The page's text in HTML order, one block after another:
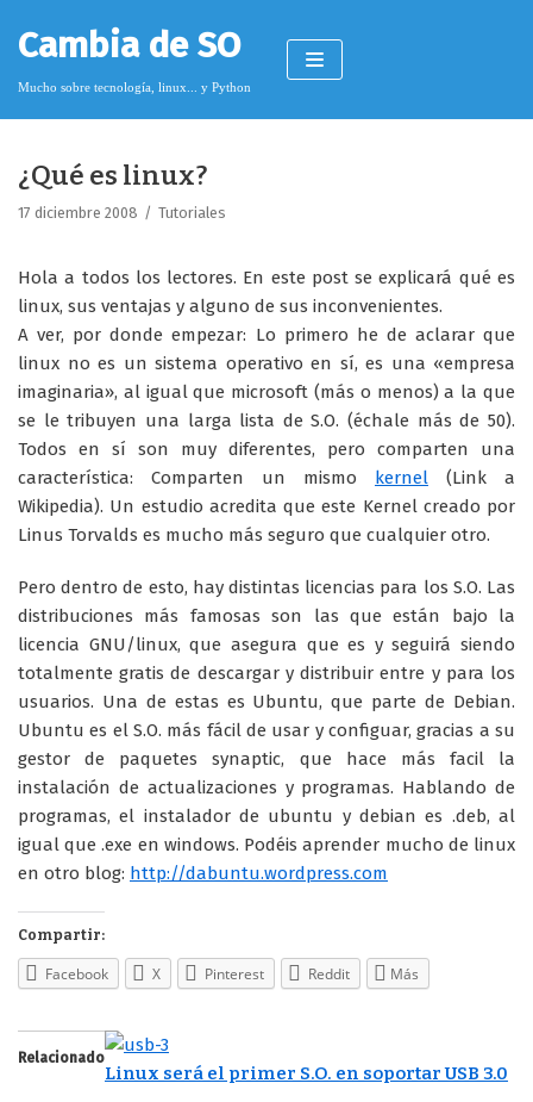
Saltar
al
contenido
Cambia de SO
Mucho sobre tecnología, linux... y Python
Pimagizer
Licencia de contenido
Cookies
Política de protección de datos
¿Qué es linux?
17 diciembre 2008 Tutoriales
Hola a todos los lectores. En este post se explicará qué es
linux, sus ventajas y alguno de sus inconvenientes.
A ver, por donde empezar: Lo primero he de aclarar que
linux no es un sistema operativo en sí, es una «empresa
imaginaria», al igual que microsoft (más o menos) a la que
se le tribuyen una larga lista de S.O. (échale más de 50).
Todos en sí son muy diferentes, pero comparten una
característica: Comparten un mismo kernel (Link a
Wikipedia). Un estudio acredita que este Kernel creado por
Linus Torvalds es mucho más seguro que cualquier otro.
Pero dentro de esto, hay distintas licencias para los S.O. Las
distribuciones más famosas son las que están bajo la
licencia GNU/linux, que asegura que es y seguirá siendo
totalmente gratis de descargar y distribuir entre y para los
usuarios. Una de estas es Ubuntu, que parte de Debian.
Ubuntu es el S.O. más fácil de usar y configuar, gracias a su
gestor de paquetes synaptic, que hace más facil la
instalación de actualizaciones y programas. Hablando de
programas, el instalador de ubuntu y debian es .deb, al
igual que .exe en windows. Podéis aprender mucho de linux
en otro blog: http://dabuntu.wordpress.com
Compartir:
Facebook X Pinterest Reddit Más
Relacionado
Linux será el primer S.O. en soportar USB 3.0